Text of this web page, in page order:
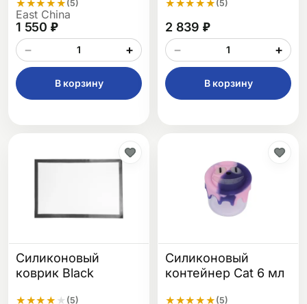
★★★★★ (5)
East China
1 550 ₽
−
+
В корзину
★★★★★ (5)
2 839 ₽
−
+
В корзину
Силиконовый
коврик Black
★★★★ ★ (5)
Силиконовый
контейнер Cat 6 мл
★★★★★ (5)